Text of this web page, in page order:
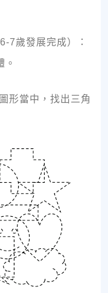
7歲發展完成）：
。
形當中，找出三角